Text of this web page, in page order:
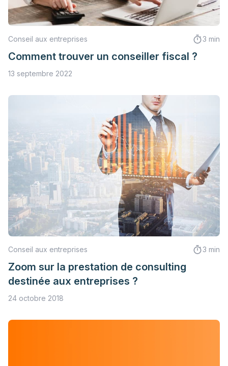
Conseil aux entreprises 3 min
Comment trouver un conseiller fiscal ?
13 septembre 2022
Conseil aux entreprises 3 min
Zoom sur la prestation de consulting
destinée aux entreprises ?
24 octobre 2018